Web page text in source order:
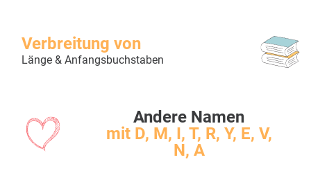
Verbreitung von
Länge & Anfangsbuchstaben
Andere Namen
mit D, M, I, T, R, Y, E, V,
N, A